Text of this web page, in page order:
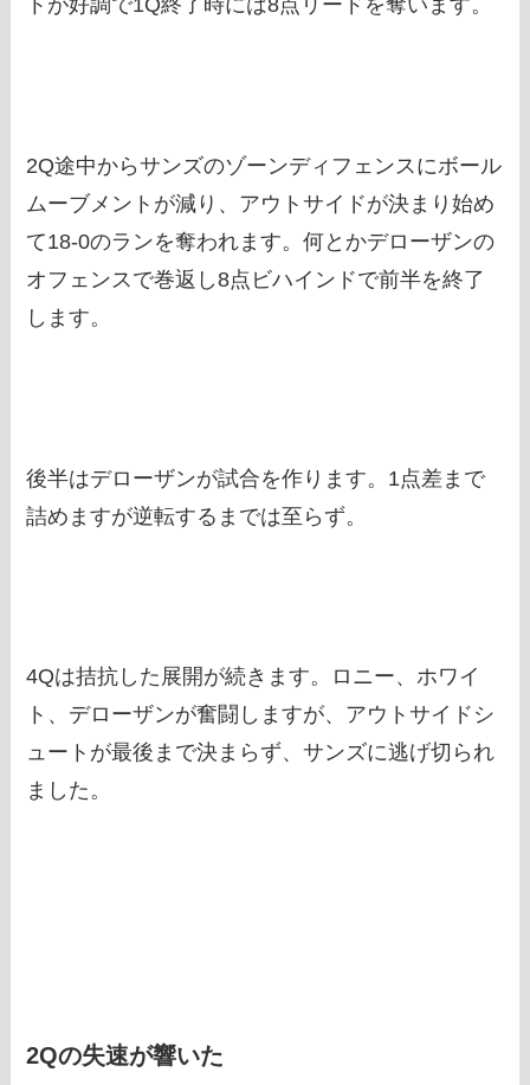
トが好調で1Q終了時には8点リードを奪います。
2Q途中からサンズのゾーンディフェンスにボール
ムーブメントが減り、アウトサイドが決まり始め
て18-0のランを奪われます。何とかデローザンの
オフェンスで巻返し8点ビハインドで前半を終了
します。
後半はデローザンが試合を作ります。1点差まで
詰めますが逆転するまでは至らず。
4Qは拮抗した展開が続きます。ロニー、ホワイ
ト、デローザンが奮闘しますが、アウトサイドシ
ュートが最後まで決まらず、サンズに逃げ切られ
ました。
2Qの失速が響いた